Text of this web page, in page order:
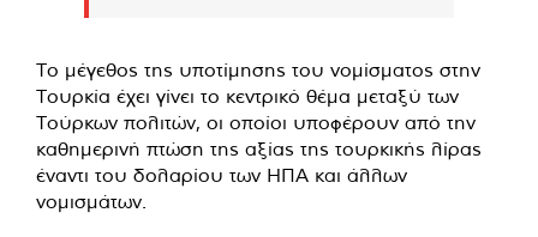
Το μέγεθος της υποτίμησης του νομίσματος στην
Τουρκία έχει γίνει το κεντρικό θέμα μεταξύ των
Τούρκων πολιτών, οι οποίοι υποφέρουν από την
καθημερινή πτώση της αξίας της τουρκικής λίρας
έναντι του δολαρίου των ΗΠΑ και άλλων
νομισμάτων.